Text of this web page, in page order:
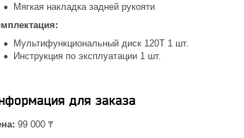
Мягкая накладка задней рукояти
Мультифункциональный диск 120Т 1 шт.
Инструкция по эксплуатации 1 шт.
для заказа
99 000 ₸